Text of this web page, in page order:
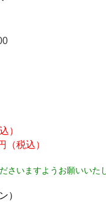
）
（税込）
すようお願いいたし
）